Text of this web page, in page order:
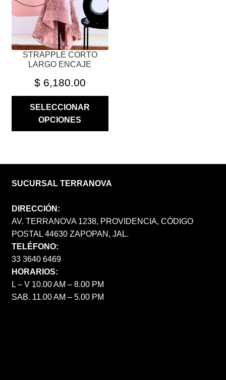
STRAPPLE CORTO
LARGO ENCAJE
$6,180.00
SELECCIONAR
OPCIONES
ELEGIR
LA
PÁGINA
SUCURSAL TERRANOVA
DIRECCIÓN:
AV. TERRANOVA 1238, PROVIDENCIA, CÓDIGO
POSTAL 44630 ZAPOPAN, JAL.
TELÉFONO:
33 3640 6469
HORARIOS:
L – V 10.00 AM – 8.00 PM
SAB. 11.00 AM – 5.00 PM